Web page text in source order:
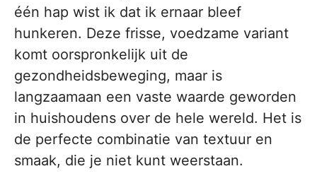
één hap wist ik dat ik ernaar bleef
hunkeren. Deze frisse, voedzame variant
komt oorspronkelijk uit de
gezondheidsbeweging, maar is
langzaamaan een vaste waarde geworden
in huishoudens over de hele wereld. Het is
de perfecte combinatie van textuur en
smaak, die je niet kunt weerstaan.